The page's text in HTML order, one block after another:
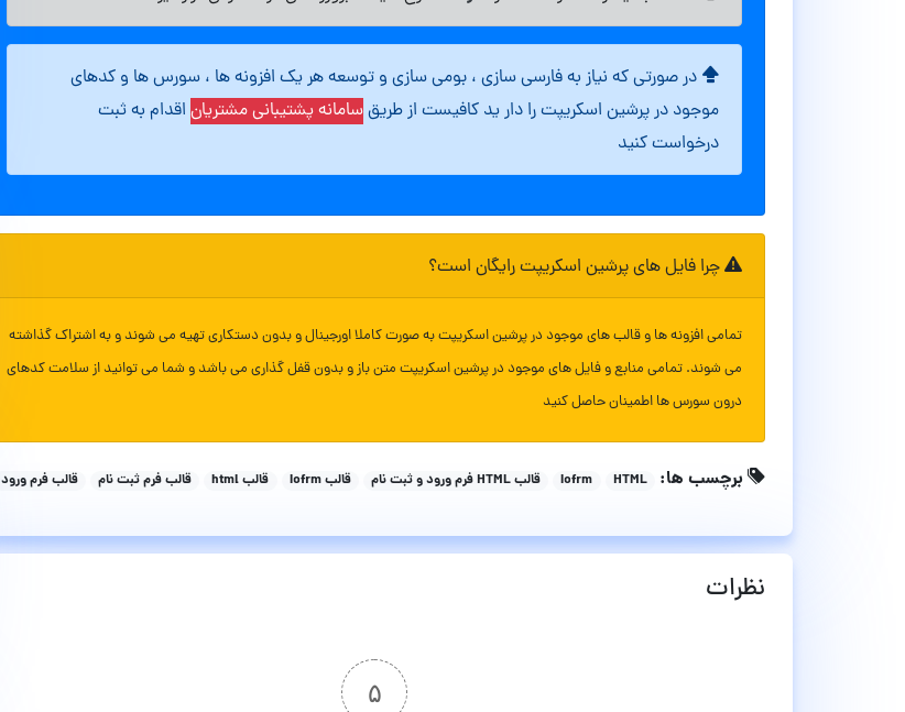
در صورتی که نیاز به فارسی سازی ، بومی سازی و توسعه هر یک افزونه ها ، سورس ها و کدهای
موجود در پرشین اسکریپت را دار ید کافیست از طریقسامانه پشتیبانی مشتریان اقدام به ثبت
درخواست کنید
چرا فایل های پرشین اسکریپت رایگان است؟
تمامی افزونه ها و قالب های موجود در پرشین اسکریپت به صورت کاملا اورجینال و بدون دستکاری تهیه می شوند و به اشتراک گذاشته
می شوند. تمامی منابع و فایل های موجود در پرشین اسکریپت متن باز و بدون قفل گذاری می باشد و شما می توانید از سلامت کدهای
درون سورس ها اطمینان حاصل کنید
برچسب ها: HTML
Iofrm قالب HTML فرم ورود و ثبت نام قالب Iofrm قالب html قالب فرم ثبت نام قالب فرم ورود
نظرات
۵